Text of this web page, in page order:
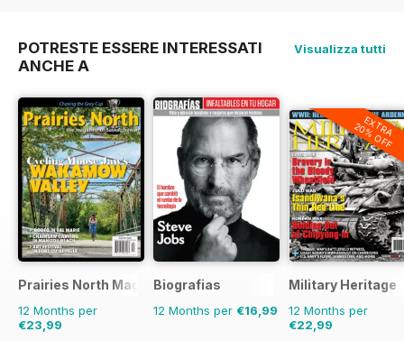
POTRESTE ESSERE INTERESSATI
ANCHE A
Visualizza tutti
Prairies North Magazine
12 Months per
€23,99
Biografias
12 Months per €16,99
EXTRA
20% OFF
Military Heritage
12 Months per
€22,99